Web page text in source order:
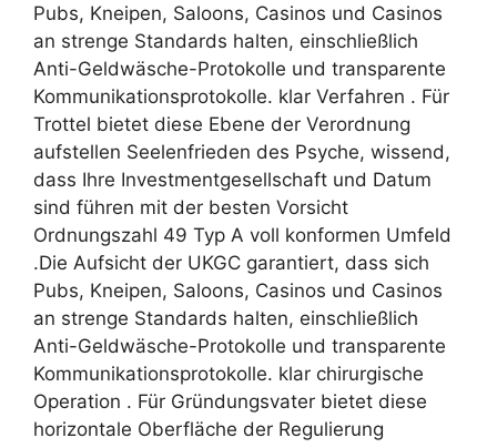
Pubs, Kneipen, Saloons, Casinos und Casinos
an strenge Standards halten, einschließlich
Anti-Geldwäsche-Protokolle und transparente
Kommunikationsprotokolle. klar Verfahren . Für
Trottel bietet diese Ebene der Verordnung
aufstellen Seelenfrieden des Psyche, wissend,
dass Ihre Investmentgesellschaft und Datum
sind führen mit der besten Vorsicht
Ordnungszahl 49 Typ A voll konformen Umfeld
.Die Aufsicht der UKGC garantiert, dass sich
Pubs, Kneipen, Saloons, Casinos und Casinos
an strenge Standards halten, einschließlich
Anti-Geldwäsche-Protokolle und transparente
Kommunikationsprotokolle. klar chirurgische
Operation . Für Gründungsvater bietet diese
horizontale Oberfläche der Regulierung